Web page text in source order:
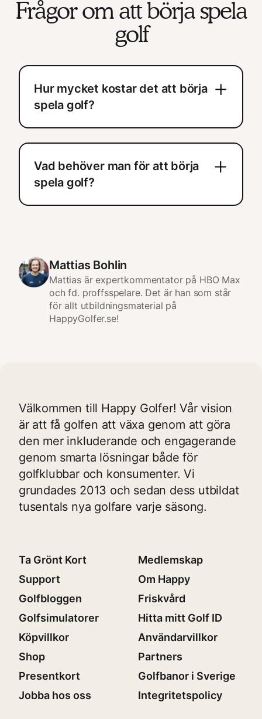
Frågor om att börja spela
golf
Hur mycket kostar det att börja
spela golf?
golfset från ca 3000kr. Då blir den totala
kostnaden för att börja spela golf ca 4
500kr
Vad behöver man för att börja
spela golf?
Mattias Bohlin
Mattias är expertkommentator på HBO Max
och fd. proffsspelare. Det är han som står
för allt utbildningsmaterial på
HappyGolfer.se!
Välkommen till Happy Golfer! Vår vision
är att få golfen att växa genom att göra
den mer inkluderande och engagerande
genom smarta lösningar både för
golfklubbar och konsumenter. Vi
grundades 2013 och sedan dess utbildat
tusentals nya golfare varje säsong.
Ta Grönt Kort
Medlemskap
Support
Om Happy
Golfbloggen
Friskvård
Golfsimulatorer
Hitta mitt Golf ID
Köpvillkor
Användarvillkor
Shop
Partners
Presentkort
Golfbanor i Sverige
Jobba hos oss
Integritetspolicy